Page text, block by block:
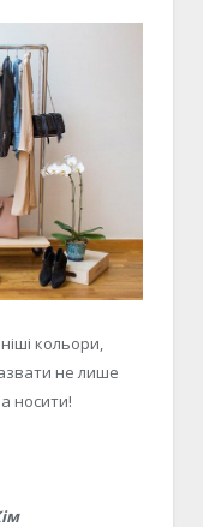
кольори,
не лише
носити!